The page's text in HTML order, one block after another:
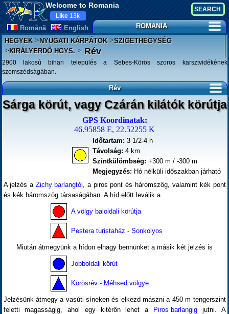
Welcome to Romania
Românã English
Like 13k
ROMANIA
HEGYEK>NYUGATI KÁRPÁTOK>SZIGETHEGYSÉG
>KIRÁLYERDŐ HGYS. >Rév
2900 lakosú bihari település a Sebes-Körös szoros karsztvidékének
szomszédságában.
Rév
Sárga körút, vagy Czárán kilátók körútja
GPS Koordinatak:
46.95858 E, 22.52255 K
Időtartam: 3 1/2-4 h
Távolság: 4 km
Színtkülömbség: +300 m / -300 m
Megjegyzés: Hó nélküli időszakban járható
A jelzés a Zichy barlangtól , a piros pont és háromszög, valamint kék pont
és kék háromszög társaságában. A híd előtt leválik a
A völgy baloldali körútja
Pestera turistaház - Sonkolyos
Miután átmegyünk a hídon elhagy bennünket a másik két jelzés is
Jobboldali körút
Körösrév - Méhsed völgye
Jelzésünk átmegy a vasúti síneken és elkezd mászni a 450 m tengerszint
feletti magasságig, ahol egy kitérőn lehet a Piros barlangigjutni. A